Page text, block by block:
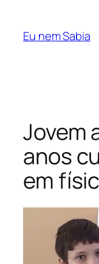
Eu nem Sabia
Jovem
anos
em